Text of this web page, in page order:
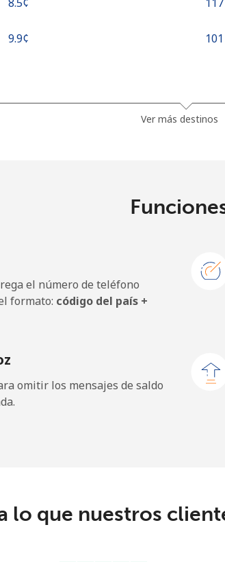
⁦9.9¢⁩
⁦2.4¢⁩
Ver más destinos
el número de teléfono
formato: código del país +
omitir los mensajes de saldo
lo que nuestros